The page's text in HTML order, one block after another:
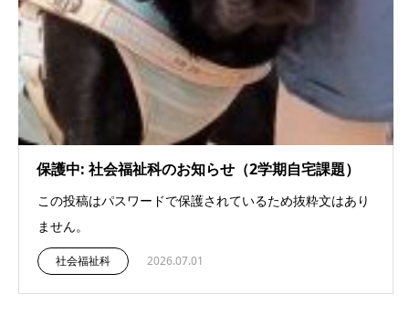
保護中: 社会福祉科のお知らせ（2学期自宅課題）
この投稿はパスワードで保護されているため抜粋文はあり
ません。
社会福祉科 2026.07.01